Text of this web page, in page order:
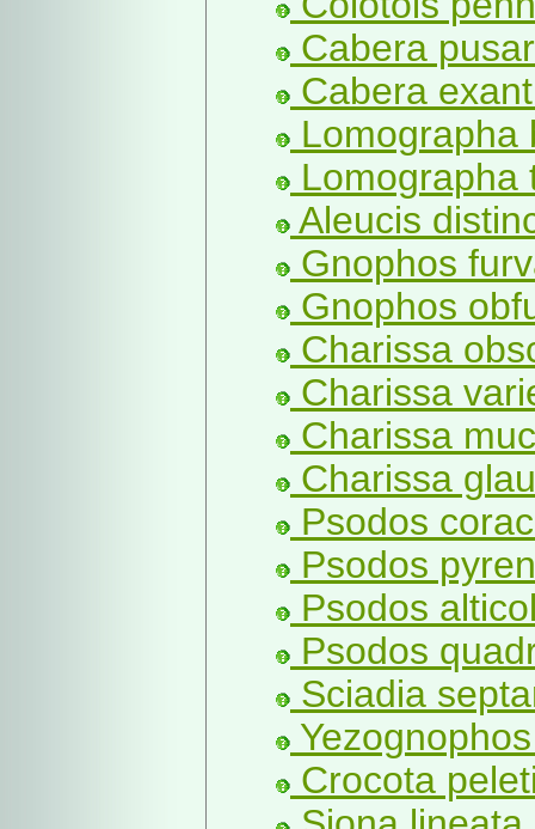
Cabera
Cabera
Lomographa
Lomographa
Aleucis
Gnophos
Gnophos
Charissa
Charissa
Charissa
Charissa
Psodos
Psodos
Psodos
Psodos
Sciadia
Crocota